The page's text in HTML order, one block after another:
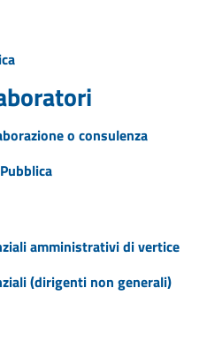
o consulenza
amministrativi di vertice
(dirigenti non generali)